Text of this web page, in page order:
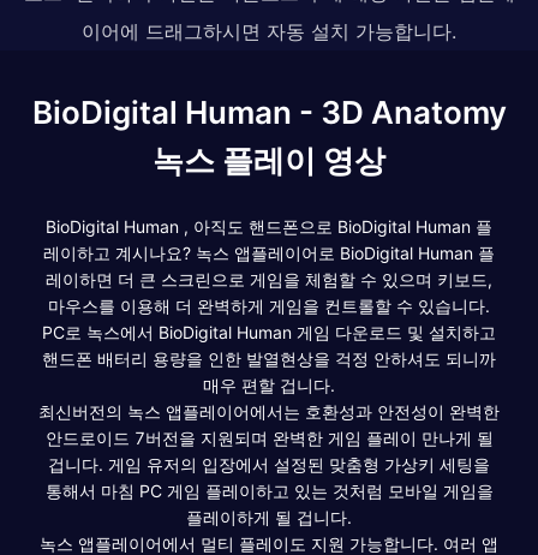
이어에 드래그하시면 자동 설치 가능합니다.
BioDigital Human - 3D Anatomy
녹스 플레이 영상
BioDigital Human , 아직도 핸드폰으로 BioDigital Human 플
레이하고 계시나요? 녹스 앱플레이어로 BioDigital Human 플
레이하면 더 큰 스크린으로 게임을 체험할 수 있으며 키보드,
마우스를 이용해 더 완벽하게 게임을 컨트롤할 수 있습니다.
PC로 녹스에서 BioDigital Human 게임 다운로드 및 설치하고
핸드폰 배터리 용량을 인한 발열현상을 걱정 안하셔도 되니까
매우 편할 겁니다.
최신버전의 녹스 앱플레이어에서는 호환성과 안전성이 완벽한
안드로이드 7버전을 지원되며 완벽한 게임 플레이 만나게 될
겁니다. 게임 유저의 입장에서 설정된 맞춤형 가상키 세팅을
통해서 마침 PC 게임 플레이하고 있는 것처럼 모바일 게임을
플레이하게 될 겁니다.
녹스 앱플레이어에서 멀티 플레이도 지원 가능합니다. 여러 앱